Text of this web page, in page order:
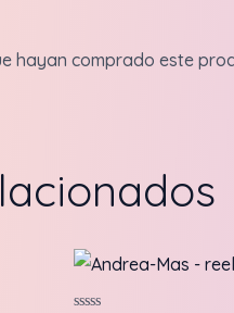
hayan comprado este